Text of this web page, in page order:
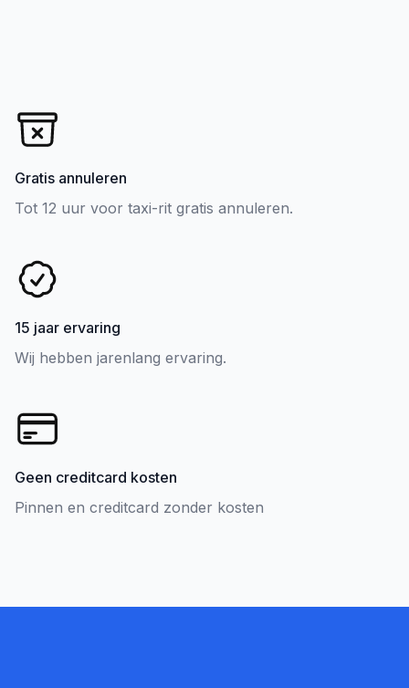
Gratis annuleren
Tot 12 uur voor taxi-rit gratis annuleren.
15 jaar ervaring
Wij hebben jarenlang ervaring.
Geen creditcard kosten
Pinnen en creditcard zonder kosten